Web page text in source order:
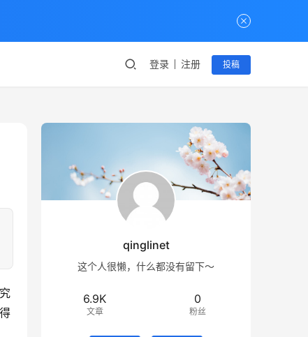
登录 注册 投稿
qinglinet
这个人很懒，什么都没有留下～
6.9K
文章
0
粉丝